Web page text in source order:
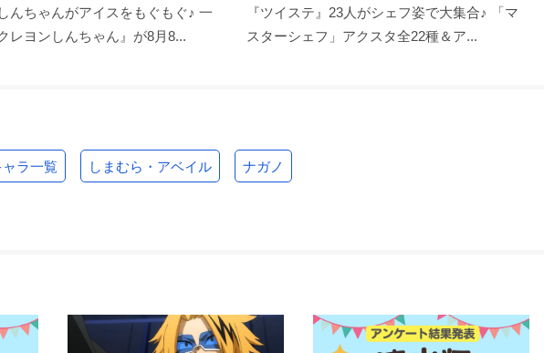
んちゃんがアイスをもぐもぐ♪ 一
レヨンしんちゃん』が8月8...
『ツイステ』23人がシェフ姿で大集合♪ 「マ
スターシェフ」アクスタ全22種＆ア...
ャラ一覧 しまむら・アベイル ナガノ